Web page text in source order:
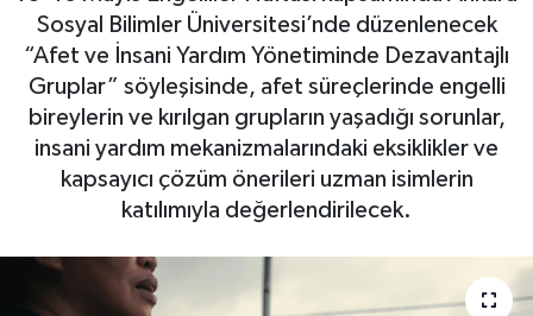
Sosyal Bilimler Üniversitesi’nde düzenlenecek
“Afet ve İnsani Yardım Yönetiminde Dezavantajlı
Gruplar” söyleşisinde, afet süreçlerinde engelli
bireylerin ve kırılgan grupların yaşadığı sorunlar,
insani yardım mekanizmalarındaki eksiklikler ve
kapsayıcı çözüm önerileri uzman isimlerin
katılımıyla değerlendirilecek.
Resmi İlanlar
Sağlık
Siyaset
Teknoloji